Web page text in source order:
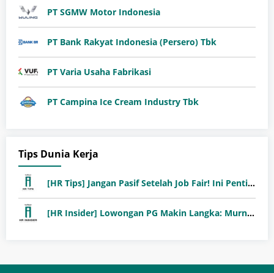
PT SGMW Motor Indonesia
PT Bank Rakyat Indonesia (Persero) Tbk
PT Varia Usaha Fabrikasi
PT Campina Ice Cream Industry Tbk
Tips Dunia Kerja
[HR Tips] Jangan Pasif Setelah Job Fair! Ini Pentingnya Follow-Up Setelah Job Fair
[HR Insider] Lowongan PG Makin Langka: Murni Seleksi atau Jalur Orang Dalam?